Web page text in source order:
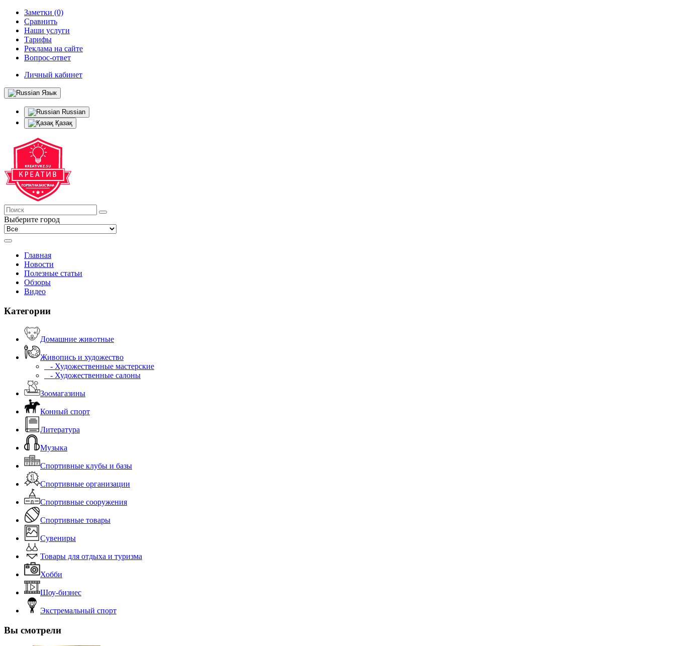
Заметки (0)
Сравнить
Наши услуги
Тарифы
Реклама на сайте
Вопрос-ответ
Личный кабинет
Язык
Russian
Қазақ
Выберите город
Главная
Новости
Полезные статьи
Обзоры
Видео
Категории
Домашние животные
Живопись и художество
- Художественные мастерские
- Художественные салоны
Зоомагазины
Конный спорт
Литература
Музыка
Спортивные клубы и базы
Спортивные организации
Спортивные сооружения
Спортивные товары
Сувениры
Товары для отдыха и туризма
Хобби
Шоу-бизнес
Экстремальный спорт
Вы смотрели